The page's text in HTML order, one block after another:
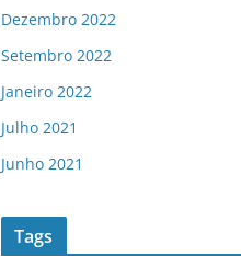
Dezembro 2022
Setembro 2022
Janeiro 2022
Julho 2021
Junho 2021
Tags